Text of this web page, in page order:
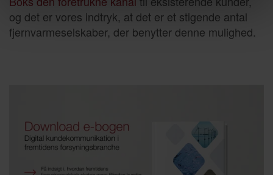
og det er vores indtryk, at det er et stigende antal
fjernvarmeselskaber, der benytter denne mulighed.